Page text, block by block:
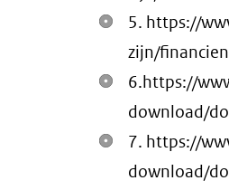
5. https://
zijn/financien
6.https://
download/
7. https://
download/